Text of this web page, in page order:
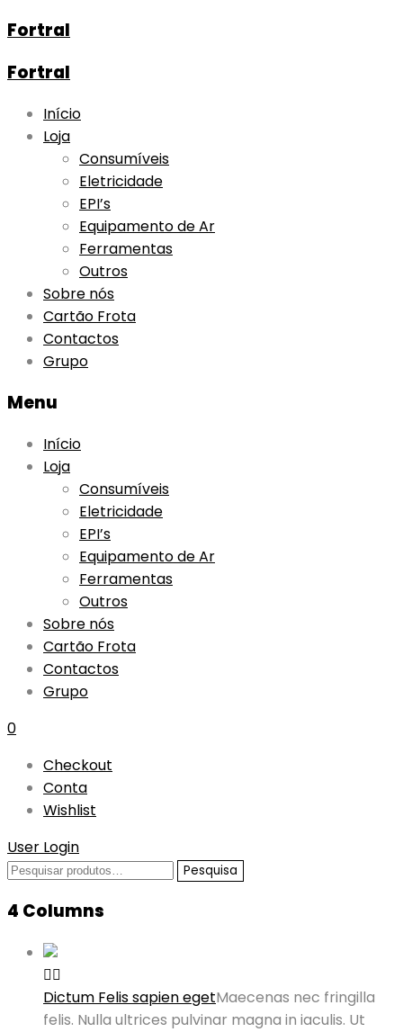
Fortral
Fortral
Skip
content
Início
Loja
Consumíveis
Eletricidade
EPI’s
Equipamento de Ar
Ferramentas
Outros
Sobre nós
Cartão Frota
Contactos
Grupo
Menu
Início
Loja
Consumíveis
Eletricidade
EPI’s
Equipamento de Ar
Ferramentas
Outros
Sobre nós
Cartão Frota
Contactos
Grupo
0
Checkout
Conta
Wishlist
User Login
Pesquisar
Pesquisa
4 Columns
Dictum Felis sapien egetMaecenas nec fringilla
felis. Nulla ultrices pulvinar magna in iaculis. Ut